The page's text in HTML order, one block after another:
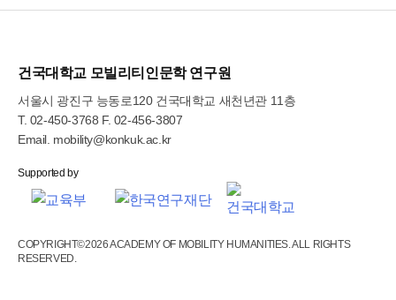
건국대학교 모빌리티인문학 연구원
서울시 광진구 능동로120 건국대학교 새천년관 11층
T. 02-450-3768 F. 02-456-3807
Email. mobility@konkuk.ac.kr
COPYRIGHT©2026 ACADEMY OF MOBILITY HUMANITIES. ALL RIGHTS
RESERVED.